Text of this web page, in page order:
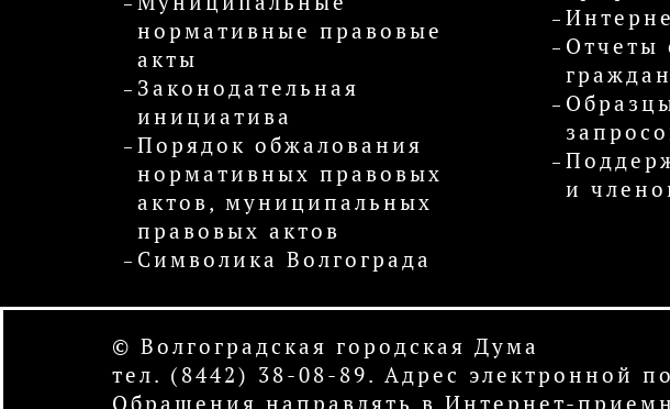
нормативные правовые
акты
Законодательная
инициатива
Порядок обжалования
нормативных правовых
актов, муниципальных
правовых актов
Символика Волгограда
Отчеты
граждан
и
© Волгоградская городская Дума
тел. (8442) 38-08-89. Адрес электронной